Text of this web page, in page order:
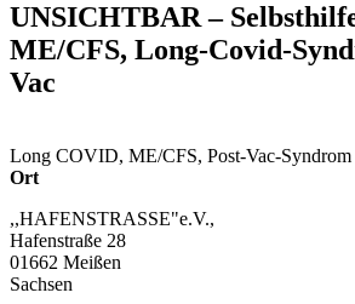
UNSICHTBAR –
ME/CFS, Long-Covid-
Vac
Long COVID, ME/CFS, Post-Vac-Syndrom
Ort
,,HAFENSTRASSE"e.V.,
Hafenstraße 28
01662 Meißen
Sachsen